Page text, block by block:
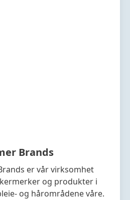
Brands
er vår virksomhet
og produkter i
og hårområdene våre.